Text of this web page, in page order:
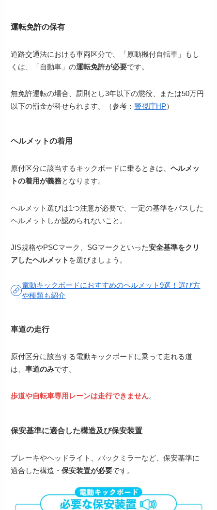
運転免許の保有
道路交通法における車両区分で、「原動機付自転車」もし
くは、「自動車」の運転免許が必要です。
無免許運転の場合、罰則とし3年以下の懲役、または50万円
以下の罰金が科せられます。（参考：警視庁HP）
ヘルメットの着用
原付区分に該当するキックボードに乗るときは、ヘルメッ
トの着用が義務となります。
ヘルメット選びは1つ注意が必要で、一定の基準をパスした
ヘルメットしか認められないこと。
JIS規格やPSCマーク、SGマークといった安全基準をクリ
アしたヘルメット を選びましょう。
電動キックボードにおすすめのヘルメット9選！選び方
や種類も紹介
車道の走行
原付区分に該当する電動キックボードに乗って走れる道
は、車道のみです。
歩道や自転車専用レーンは走行できません。
保安基準に適合した構造及び保安装置
ブレーキやヘッドライト、バックミラーなど、保安基準に
適合した構造・保安装置が必要です。